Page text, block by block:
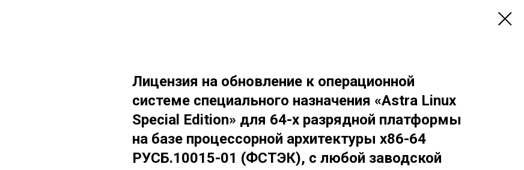
Лицензия на обновление к операционной
системе специального назначения «Astra Linux
Special Edition» для 64-х разрядной платформы
на базе процессорной архитектуры x86-64
РУСБ.10015-01 (ФСТЭК), с любой заводской